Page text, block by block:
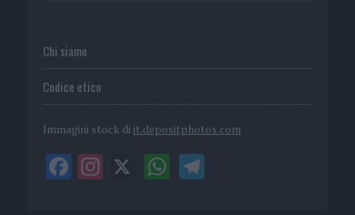
Chi siamo
Codice etico
Immagini stock di it.depositphotos.com